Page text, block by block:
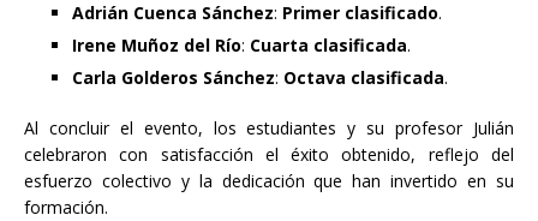
Adrián Cuenca Sánchez: Primer clasificado.
Irene Muñoz del Río: Cuarta clasificada.
Carla Golderos Sánchez: Octava clasificada.
Al concluir el evento, los estudiantes y su profesor Julián
celebraron con satisfacción el éxito obtenido, reflejo del
esfuerzo colectivo y la dedicación que han invertido en su
formación.